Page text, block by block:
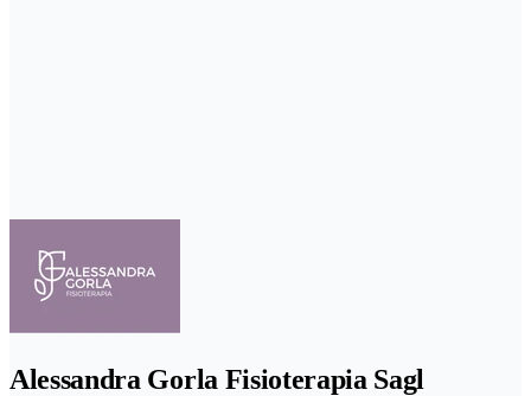
Alessandra Gorla Fisioterapia Sagl